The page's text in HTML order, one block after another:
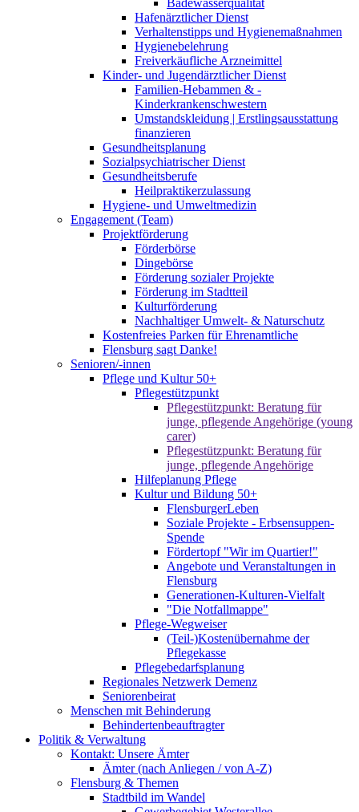
Badewasserqualität
Hafenärztlicher Dienst
Verhaltenstipps und Hygienemaßnahmen
Hygienebelehrung
Freiverkäufliche Arzneimittel
Kinder- und Jugendärztlicher Dienst
Familien-Hebammen & -
Kinderkrankenschwestern
Umstandskleidung | Erstlingsausstattung
finanzieren
Gesundheitsplanung
Sozialpsychiatrischer Dienst
Gesundheitsberufe
Heilpraktikerzulassung
Hygiene- und Umweltmedizin
Engagement (Team)
Projektförderung
Förderbörse
Dingebörse
Förderung sozialer Projekte
Förderung im Stadtteil
Kulturförderung
Nachhaltiger Umwelt- & Naturschutz
Kostenfreies Parken für Ehrenamtliche
Flensburg sagt Danke!
Senioren/-innen
Pflege und Kultur 50+
Pflegestützpunkt
Pflegestützpunkt: Beratung für
junge, pflegende Angehörige (young
carer)
Pflegestützpunkt: Beratung für
junge, pflegende Angehörige
Hilfeplanung Pflege
Kultur und Bildung 50+
FlensburgerLeben
Soziale Projekte - Erbsensuppen-
Spende
Fördertopf "Wir im Quartier!"
Angebote und Veranstaltungen in
Flensburg
Generationen-Kulturen-Vielfalt
"Die Notfallmappe"
Pflege-Wegweiser
(Teil-)Kostenübernahme der
Pflegekasse
Pflegebedarfsplanung
Regionales Netzwerk Demenz
Seniorenbeirat
Menschen mit Behinderung
Behindertenbeauftragter
Politik & Verwaltung
Kontakt: Unsere Ämter
Ämter (nach Anliegen / von A-Z)
Flensburg & Themen
Stadtbild im Wandel